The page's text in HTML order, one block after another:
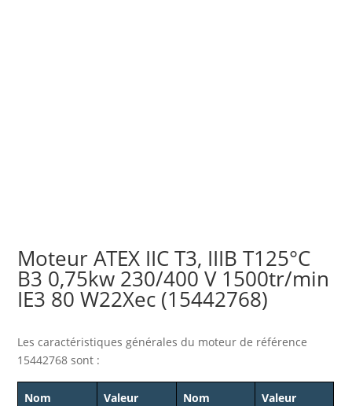
Moteur ATEX IIC T3, IIIB T125°C
B3 0,75kw 230/400 V 1500tr/min
IE3 80 W22Xec (15442768)
Les caractéristiques générales du moteur de référence
15442768 sont :
Nom Valeur Nom Valeur